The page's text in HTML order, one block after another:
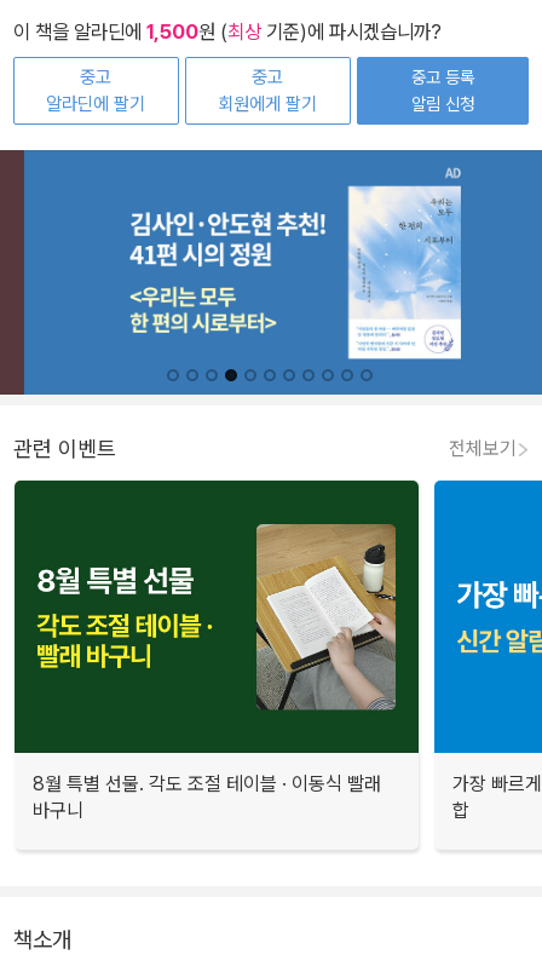
이 책을 알라딘에 1,500원 (최상기준)에 파시겠습니까?
중고
알라딘에 팔기
중고
회원에게 팔기
중고 등록
알림 신청
관련 이벤트 전체보기
8월 특별 선물. 각도 조절 테이블 · 이동식 빨래
바구니
가장 빠르
합
책소개